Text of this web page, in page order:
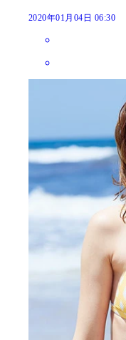
2020年01月04日 06:30